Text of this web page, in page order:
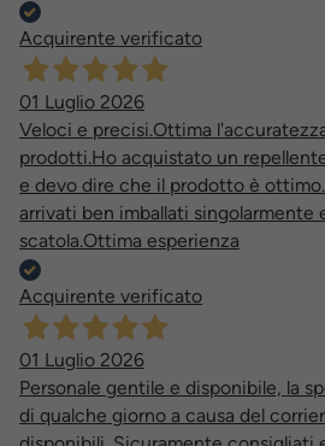
Acquirente verificato
01 Luglio 2026
Veloci e precisi.Ottima
prodotti.Ho acquistato un
e devo dire che il prodotto è
arrivati ben imballati
scatola.Ottima esperienza
Acquirente verificato
01 Luglio 2026
Personale gentile e disponibile, la
di qualche giorno a causa del